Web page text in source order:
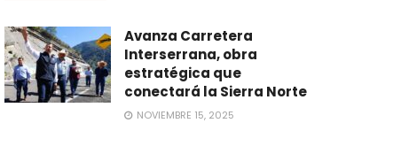
Avanza Carretera
Interserrana, obra
estratégica que
conectará la Sierra Norte
NOVIEMBRE 15, 2025